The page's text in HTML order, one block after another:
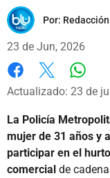
Por:
23 de Jun, 2026
Facebook
X
Actualizado: 23 de
La Policía
mujer de 31 años y
participar en el
comercial de